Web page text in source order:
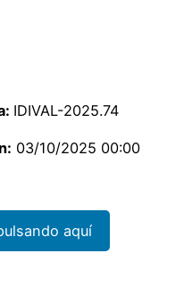
IDIVAL-2025.74
03/10/2025 00:00
aquí